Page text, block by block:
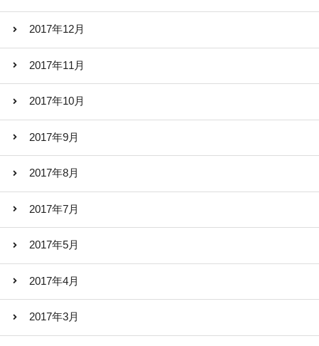
2017年12月
2017年11月
2017年10月
2017年9月
2017年8月
2017年7月
2017年5月
2017年4月
2017年3月